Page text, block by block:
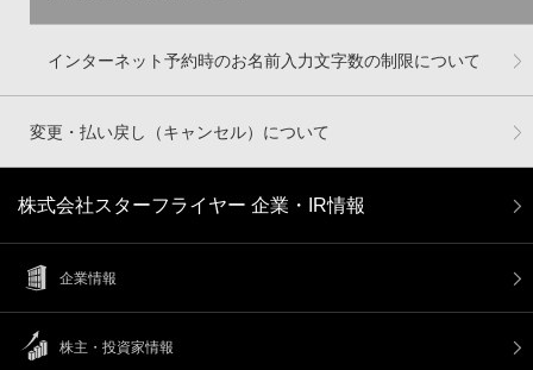
インターネット予約時のお名前入力文字数の制限について
変更・払い戻し（キャンセル）について
株式会社スターフライヤー 企業・IR情報
企業情報
株主・投資家情報